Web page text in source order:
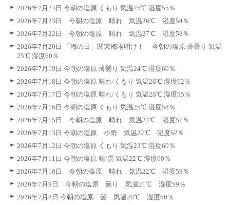
2026年7月24日 今朝の塩原 くもり 気温25℃ 湿度55％
2026年7月23日 今朝の塩原 晴れ 気温26℃ 湿度54％
2026年7月22日 今朝の塩原 晴れ 気温27℃ 湿度58％
2026年7月20日 「海の日」関東梅雨明け！ 今朝の塩原 薄曇り 気温
25℃ 湿度60％
2026年7月19日 今朝の塩原 薄曇り 気温24℃ 湿度60％
2026年7月18日 今朝の塩原 晴れ/くもり 気温26℃ 湿度62％
2026年7月17日 今朝の塩原 晴れ/くもり 気温26℃ 湿度55％
2026年7月16日 今朝の塩原 くもり 気温25℃ 湿度58％
2026年7月15日 今朝の塩原 晴れ 気温24℃ 湿度57％
2026年7月13日 今朝の塩原 小雨 気温22℃ 湿度62％
2026年7月12日 今朝の塩原 くもり 気温23℃ 湿度60％
2026年7月11日 今朝の塩原 晴/雲 気温22℃ 湿度60％
2026年7月10日 今朝の塩原 晴れ 気温22℃ 湿度59％
2026年7月9日 今朝の塩原 曇り 気温21℃ 湿度59％
2026年7月8日 今朝の塩原 曇 気温20℃ 湿度60％